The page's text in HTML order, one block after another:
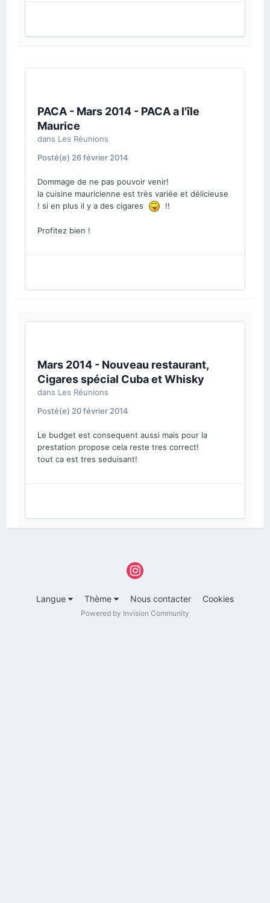
PACA - Mars 2014 - PACA a l'île
Maurice
dans Les Réunions
Posté(e) 26 février 2014
Dommage de ne pas pouvoir venir!
la cuisine mauricienne est très variée et délicieuse
! si en plus il y a des cigares
!!
Profitez bien !
Mars 2014 - Nouveau restaurant,
Cigares spécial Cuba et Whisky
dans Les Réunions
Posté(e) 20 février 2014
Le budget est consequent aussi mais pour la
prestation propose cela reste tres correct!
tout ca est tres seduisant!
Langue Thème Nous contacter Cookies
Powered by Invision Community